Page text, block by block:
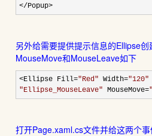
</Popup>
另外给需要提供提示信息的Ellipse
MouseMove和MouseLeave如下
<Ellipse Fill="Red" Width="120"
"Ellipse_MouseLeave" MouseMove="
打开Page.xaml.cs文件并给这两个